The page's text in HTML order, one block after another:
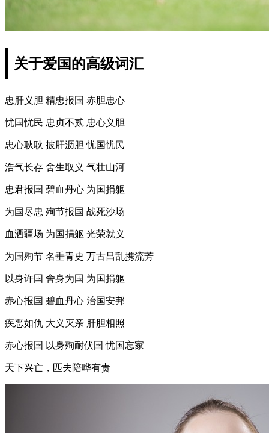
关于爱国的高级词汇
忠肝义胆 精忠报国 赤胆忠心
忧国忧民 忠贞不贰 忠心义胆
忠心耿耿 披肝沥胆 忧国忧民
浩气长存 舍生取义 气壮山河
忠君报国 碧血丹心 为国捐躯
为国尽忠 殉节报国 战死沙场
血洒疆场 为国捐躯 光荣就义
为国殉节 名垂青史 万古昌乱携流芳
以身许国 舍身为国 为国捐躯
赤心报国 碧血丹心 治国安邦
疾恶如仇 大义灭亲 肝胆相照
赤心报国 以身殉耐伏国 忧国忘家
天下兴亡，匹夫陪哗有责